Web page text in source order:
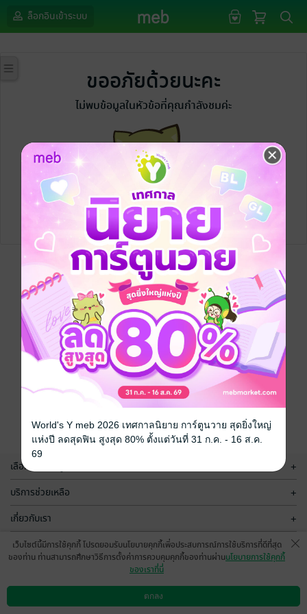
ล็อกอินเข้าระบบ
ขออภัยด้วยนะคะ
ไม่พบข้อมูลในหัวข้อที่คุณกำลังชมค่ะ
เลือกหมวดหมู่ +
บริการช่วยเหลือ +
เกี่ยวกับเรา +
กลุ่มธุรกิจในเครือ +
ดาวน์โหลดแอป วิธีการใช้งาน ติดต่อเรา
เว็บไซต์นี้มีการใช้คุกกี้ โปรดยอมรับนโยบายคุกกี้เพื่อประสบการณ์การใช้บริการที่ดีที่สุด
ของท่าน ท่านสามารถศึกษาวิธีการตั้งค่าการควบคุมคุกกี้ของท่านผ่านนโยบายการใช้คุกกี้
ของเราที่นี่
ตกลง
World's Y meb 2026 เทศกาลนิยาย การ์ตูนวาย สุดยิ่งใหญ่
แห่งปี ลดสุดฟิน สูงสุด 80% ตั้งแต่วันที่ 31 ก.ค. - 16 ส.ค.
69